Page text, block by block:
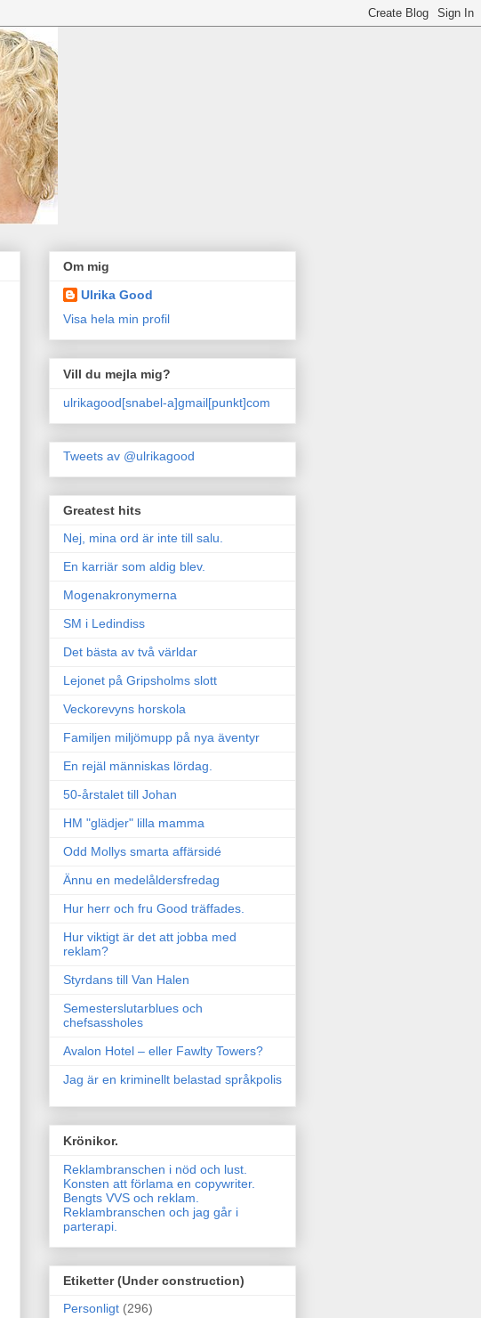
Om mig
Ulrika Good
Visa hela min profil
Vill du mejla mig?
ulrikagood[snabel-a]gmail[punkt]com
Tweets av @ulrikagood
Greatest hits
Nej, mina ord är inte till salu.
En karriär som aldig blev.
Mogenakronymerna
SM i Ledindiss
Det bästa av två världar
Lejonet på Gripsholms slott
Veckorevyns horskola
Familjen miljömupp på nya äventyr
En rejäl människas lördag.
50-årstalet till Johan
HM "glädjer" lilla mamma
Odd Mollys smarta affärsidé
Ännu en medelåldersfredag
Hur herr och fru Good träffades.
Hur viktigt är det att jobba med
reklam?
Styrdans till Van Halen
Semesterslutarblues och
chefsassholes
Avalon Hotel – eller Fawlty Towers?
Jag är en kriminellt belastad språkpolis
Krönikor.
Reklambranschen i nöd och lust.
Konsten att förlama en copywriter.
Bengts VVS och reklam.
Reklambranschen och jag går i
parterapi.
Etiketter (Under construction)
Personligt (296)